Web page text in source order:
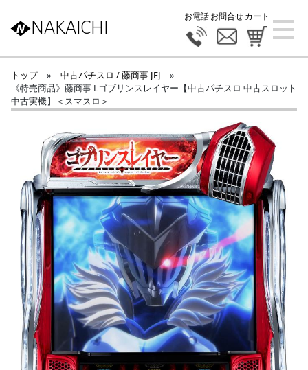
NAKAICHI
お電話お問合せカート
トップ » 中古パチスロ / 藤商事 JFJ
»
《特売商品》藤商事 Lゴブリンスレイヤー【中古パチスロ 中古スロット
中古実機】＜スマスロ＞